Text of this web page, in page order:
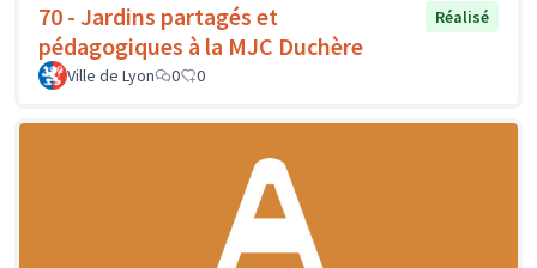
70 - Jardins partagés et
pédagogiques à la MJC Duchère
Réalisé
Ville de Lyon 0 0